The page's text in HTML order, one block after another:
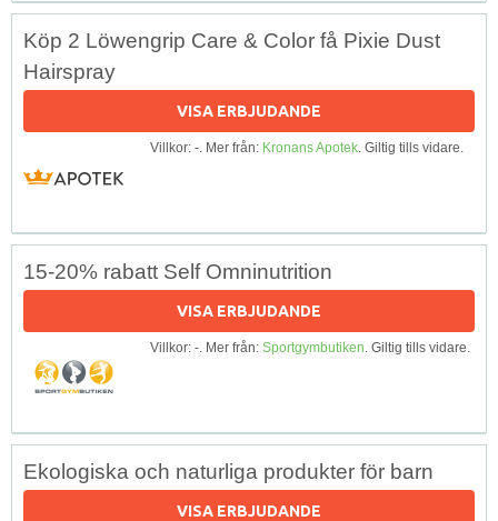
Köp 2 Löwengrip Care & Color få Pixie Dust
Hairspray
VISA ERBJUDANDE
Villkor: -. Mer från: Kronans Apotek. Giltig tills vidare.
15-20% rabatt Self Omninutrition
VISA ERBJUDANDE
Villkor: -. Mer från: Sportgymbutiken. Giltig tills vidare.
Ekologiska och naturliga produkter för barn
VISA ERBJUDANDE